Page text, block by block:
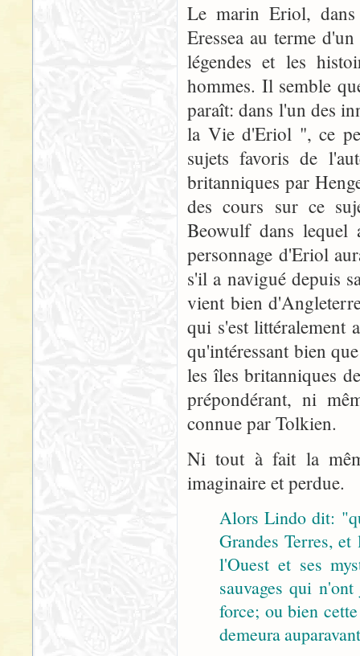
Le marin Eriol,
Eressea au terme
légendes et les
hommes. Il semble
paraît: dans l'un des
la Vie d'Eriol ", ce
sujets favoris de
britanniques par
des cours sur ce
Beowulf dans lequel
personnage d'Eriol
s'il a navigué depuis
vient bien
qui s'est littéralement
qu'intéressant bien
les îles britanniques
prépondérant, ni
connue par Tolkien.
Ni tout à fait la
imaginaire et perdue.
Alors Lindo dit:
Grandes Terres,
l'Ouest et ses
sauvages qui
force; ou bien
demeura